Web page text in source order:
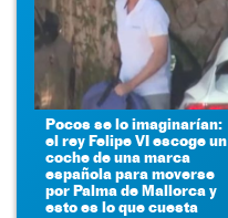
Pocos se lo imaginarían:
el rey Felipe VI escoge un
coche de una marca
española para moverse
por Palma de Mallorca y
esto es lo que cuesta